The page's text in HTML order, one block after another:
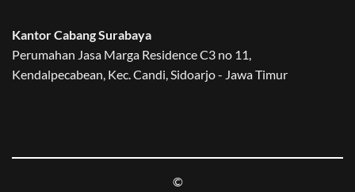
Kantor Cabang Surabaya
Perumahan Jasa Marga Residence C3 no 11,
Kendalpecabean, Kec. Candi, Sidoarjo - Jawa Timur
©